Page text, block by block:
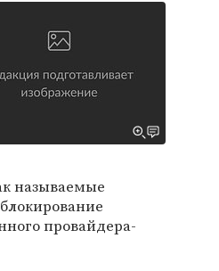
называемые
провайдера-